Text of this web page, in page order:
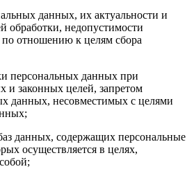
данных, их актуальности и
обработки, недопустимости
отношению к целям сбора
персональных данных при
и законных целей, запретом
данных, несовместимых с целями
данных, содержащих персональные
осуществляется в целях,